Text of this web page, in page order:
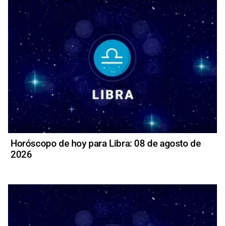
Horóscopo de hoy para Libra: 08 de agosto de
2026